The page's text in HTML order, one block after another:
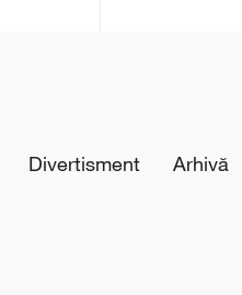
Divertisment Arhivă